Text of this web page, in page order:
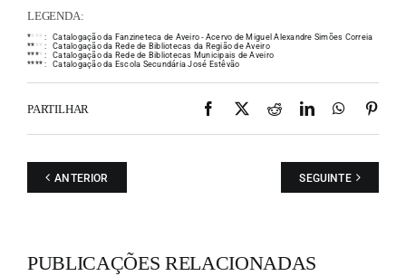
LEGENDA:
** * * :
Catalogação da Fanzineteca de Aveiro - Acervo de Miguel Alexandre Simões Correia
** * * :
Catalogação da Rede de Bibliotecas da Região de Aveiro
**** :
Catalogação da Rede de Bibliotecas Municipais de Aveiro
**** : Catalogação da Escola Secundária José Estêvão
PARTILHAR Facebook
X RedditLinkedIn
ANTERIOR SEGUINTE
PUBLICAÇÕES RELACIONADAS